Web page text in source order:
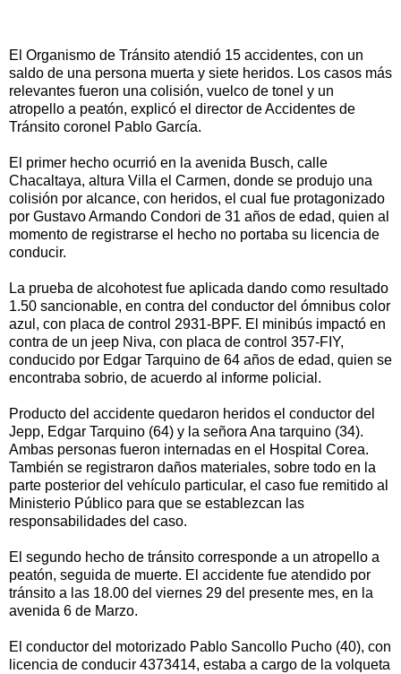
El Organismo de Tránsito atendió 15 accidentes, con un
saldo de una persona muerta y siete heridos. Los casos más
relevantes fueron una colisión, vuelco de tonel y un
atropello a peatón, explicó el director de Accidentes de
Tránsito coronel Pablo García.
El primer hecho ocurrió en la avenida Busch, calle
Chacaltaya, altura Villa el Carmen, donde se produjo una
colisión por alcance, con heridos, el cual fue protagonizado
por Gustavo Armando Condori de 31 años de edad, quien al
momento de registrarse el hecho no portaba su licencia de
conducir.
La prueba de alcohotest fue aplicada dando como resultado
1.50 sancionable, en contra del conductor del ómnibus color
azul, con placa de control 2931-BPF. El minibús impactó en
contra de un jeep Niva, con placa de control 357-FIY,
conducido por Edgar Tarquino de 64 años de edad, quien se
encontraba sobrio, de acuerdo al informe policial.
Producto del accidente quedaron heridos el conductor del
Jepp, Edgar Tarquino (64) y la señora Ana tarquino (34).
Ambas personas fueron internadas en el Hospital Corea.
También se registraron daños materiales, sobre todo en la
parte posterior del vehículo particular, el caso fue remitido al
Ministerio Público para que se establezcan las
responsabilidades del caso.
El segundo hecho de tránsito corresponde a un atropello a
peatón, seguida de muerte. El accidente fue atendido por
tránsito a las 18.00 del viernes 29 del presente mes, en la
avenida 6 de Marzo.
El conductor del motorizado Pablo Sancollo Pucho (40), con
licencia de conducir 4373414, estaba a cargo de la volqueta